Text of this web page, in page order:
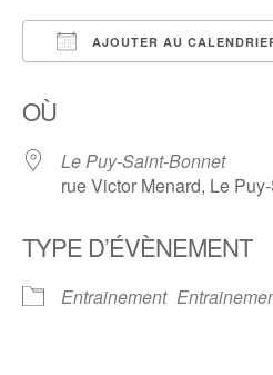
AJOUTER AU
OÙ
Le Puy-Saint-Bonnet
rue Victor Menard, Le
TYPE D’ÉVÈNEMENT
Entrainement